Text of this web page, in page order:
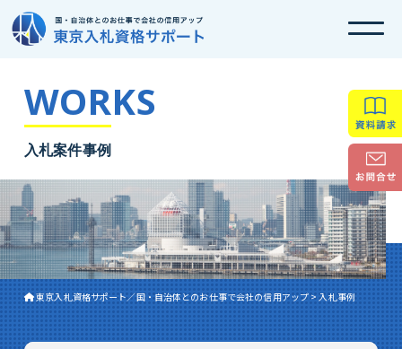
WORKS
入札案件事例
東京入札資格サポート／国・自治体とのお仕事で会社の信用アップ>入札事例